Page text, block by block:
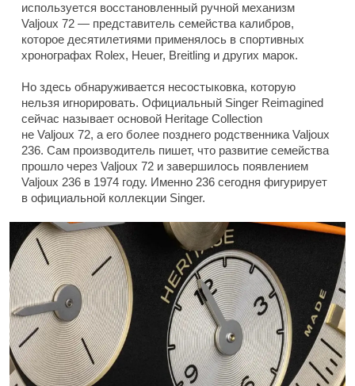
используется восстановленный ручной механизм
Valjoux 72 — представитель семейства калибров,
которое десятилетиями применялось в спортивных
хронографах Rolex, Heuer, Breitling и других марок.
Но здесь обнаруживается несостыковка, которую
нельзя игнорировать. Официальный Singer Reimagined
сейчас называет основой Heritage Collection
не Valjoux 72, а его более позднего родственника Valjoux
236. Сам производитель пишет, что развитие семейства
прошло через Valjoux 72 и завершилось появлением
Valjoux 236 в 1974 году. Именно 236 сегодня фигурирует
в официальной коллекции Singer.